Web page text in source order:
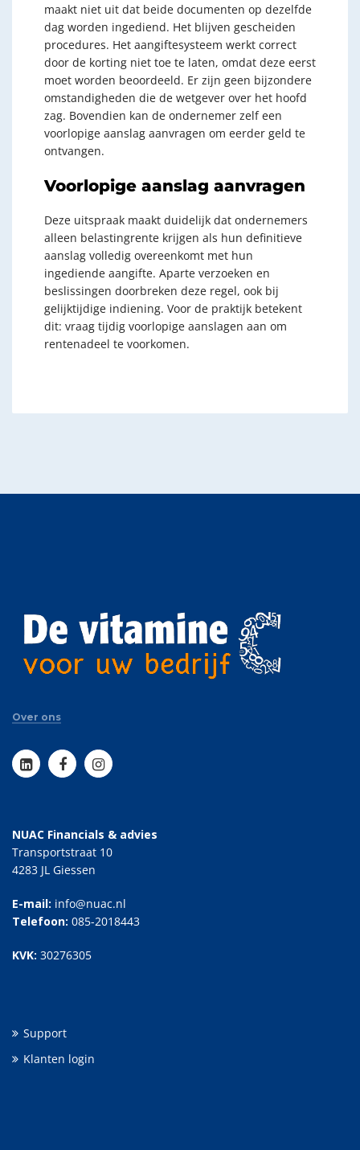
maakt niet uit dat beide documenten op dezelfde
dag worden ingediend. Het blijven gescheiden
procedures. Het aangiftesysteem werkt correct
door de korting niet toe te laten, omdat deze eerst
moet worden beoordeeld. Er zijn geen bijzondere
omstandigheden die de wetgever over het hoofd
zag. Bovendien kan de ondernemer zelf een
voorlopige aanslag aanvragen om eerder geld te
ontvangen.
Voorlopige aanslag aanvragen
Deze uitspraak maakt duidelijk dat ondernemers
alleen belastingrente krijgen als hun definitieve
aanslag volledig overeenkomt met hun
ingediende aangifte. Aparte verzoeken en
beslissingen doorbreken deze regel, ook bij
gelijktijdige indiening. Voor de praktijk betekent
dit: vraag tijdig voorlopige aanslagen aan om
rentenadeel te voorkomen.
Over ons
NUAC Financials & advies
Transportstraat 10
4283 JL Giessen
E-mail: info@nuac.nl
Telefoon: 085-2018443
KVK: 30276305
Support
Klanten login